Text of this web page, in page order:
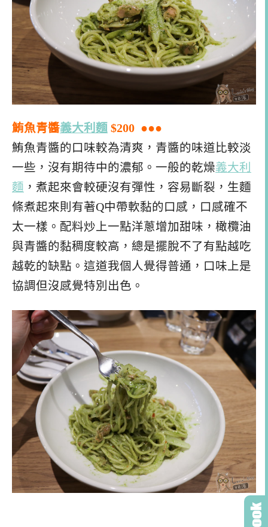
鮪魚青醬義大利麵 $200 ●●●
鮪魚青醬的口味較為清爽，青醬的味道比較淡
一些，沒有期待中的濃郁。一般的乾燥義大利
麵 ，煮起來會較硬沒有彈性，容易斷裂，生麵
條煮起來則有著Q中帶軟黏的口感，口感確不
太一樣。配料炒上一點洋蔥增加甜味，橄欖油
與青醬的黏稠度較高，總是擺脫不了有點越吃
越乾的缺點。這道我個人覺得普通，口味上是
協調但沒感覺特別出色。